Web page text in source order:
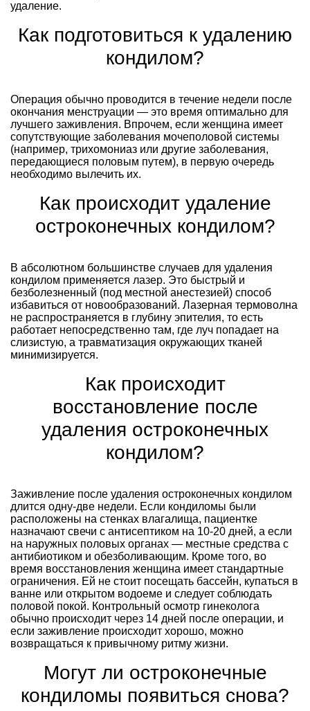
удаление.
Как подготовиться к удалению
кондилом?
Операция обычно проводится в течение недели после
окончания менструации — это время оптимально для
лучшего заживления. Впрочем, если женщина имеет
сопутствующие заболевания мочеполовой системы
(например, трихомониаз или другие заболевания,
передающиеся половым путем), в первую очередь
необходимо вылечить их.
Как происходит удаление
остроконечных кондилом?
В абсолютном большинстве случаев для удаления
кондилом применяется лазер. Это быстрый и
безболезненный (под местной анестезией) способ
избавиться от новообразований. Лазерная термоволна
не распространяется в глубину эпителия, то есть
работает непосредственно там, где луч попадает на
слизистую, а травматизация окружающих тканей
минимизируется.
Как происходит
восстановление после
удаления остроконечных
кондилом?
Заживление после удаления остроконечных кондилом
длится одну-две недели. Если кондиломы были
расположены на стенках влагалища, пациентке
назначают свечи с антисептиком на 10-20 дней, а если
на наружных половых органах — местные средства с
антибиотиком и обезболивающим. Кроме того, во
время восстановления женщина имеет стандартные
ограничения. Ей не стоит посещать бассейн, купаться в
ванне или открытом водоеме и следует соблюдать
половой покой. Контрольный осмотр гинеколога
обычно происходит через 14 дней после операции, и
если заживление происходит хорошо, можно
возвращаться к привычному ритму жизни.
Могут ли остроконечные
кондиломы появиться снова?